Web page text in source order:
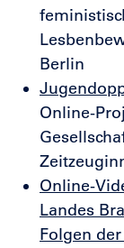
Berlin
Online-
Online-
Landes
Folgen